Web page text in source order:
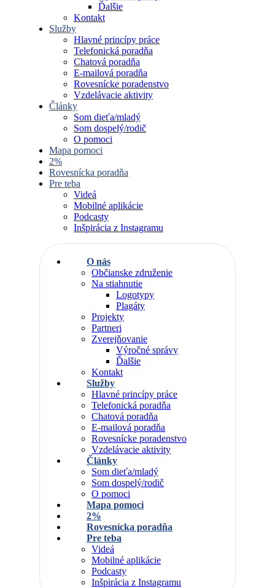
Ďalšie
Kontakt
Služby
Hlavné princípy práce
Telefonická poradňa
Chatová poradňa
E-mailová poradňa
Rovesnícke poradenstvo
Vzdelávacie aktivity
Články
Som dieťa/mladý
Som dospelý/rodič
O pomoci
Mapa pomoci
2%
Rovesnícka poradňa
Pre teba
Videá
Mobilné aplikácie
Podcasty
Inšpirácia z Instagramu
O nás
Občianske združenie
Na stiahnutie
Logotypy
Plagáty
Projekty
Partneri
Zverejňovanie
Výročné správy
Ďalšie
Kontakt
Služby
Hlavné princípy práce
Telefonická poradňa
Chatová poradňa
E-mailová poradňa
Rovesnícke poradenstvo
Vzdelávacie aktivity
Články
Som dieťa/mladý
Som dospelý/rodič
O pomoci
Mapa pomoci
2%
Rovesnícka poradňa
Pre teba
Videá
Mobilné aplikácie
Podcasty
Inšpirácia z Instagramu